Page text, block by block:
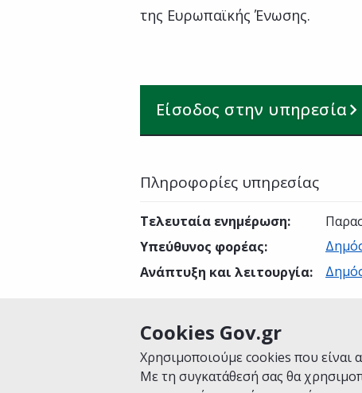
Cookies Gov.gr
Χρησιμοποιούμε cookies που είναι
Με τη συγκατάθεσή σας θα
της Ευρωπαϊκής Ένωσης.
Είσοδος στην υπηρεσία
Πληροφορίες υπηρεσίας
Τελευταία ενημέρωση:
Υπεύθυνος φορέας:
Ανάπτυξη και λειτουργία:
Είναι χρήσιμη αυτή η σελίδα;